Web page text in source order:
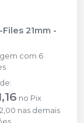
Files 21mm -
com 6
:
no Pix
nas demais